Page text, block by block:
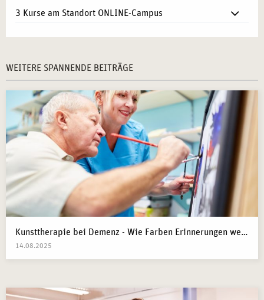
3 Kurse am Standort ONLINE-Campus
WEITERE SPANNENDE BEITRÄGE
Kunsttherapie bei Demenz - Wie Farben Erinnerungen wecken
14.08.2025